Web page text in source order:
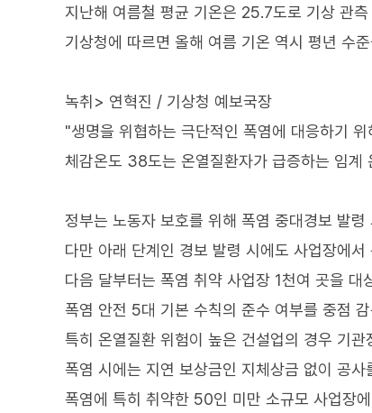
지난해 여름철 평균 기온은 25.7도로 기상 관
기상청에 따르면 올해 여름 기온 역시 평년 수
녹취> 연혁진 / 기상청 예보국장
"생명을 위협하는 극단적인 폭염에 대응하기
체감온도 38도는 온열질환자가 급증하는 임계
정부는 노동자 보호를 위해 폭염 중대경보 발
다만 아래 단계인 경보 발령 시에도 사업장에
다음 달부터는 폭염 취약 사업장 1천여 곳을 대
폭염 안전 5대 기본 수칙의 준수 여부를 중점
특히 온열질환 위험이 높은 건설업의 경우 기
폭염 시에는 지연 보상금인 지체상금 없이 공
폭염에 특히 취약한 50인 미만 소규모 사업장